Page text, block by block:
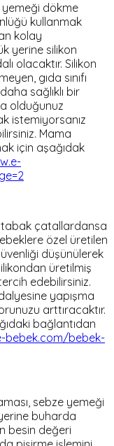
yemeği dökme
kullanmak
kolay
yerine silikon
olacaktır. Silikon
gıda sınıfı
sağlıklı bir
olduğunuz
istemiyorsanız
Mama
için aşağıdak
tabak çatallardansa
özel üretilen
düşünülerek
üretilmiş
edebilirsiniz.
yapışma
arttıracaktır.
bağlantıdan
bebek.com/bebek-
sebze yemeği
buharda
besin değeri